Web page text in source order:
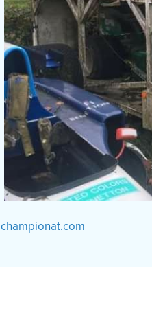
championat.com